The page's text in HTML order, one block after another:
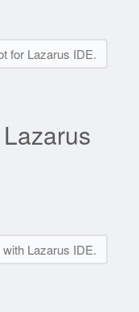
for Lazarus IDE.
Lazarus IDE.